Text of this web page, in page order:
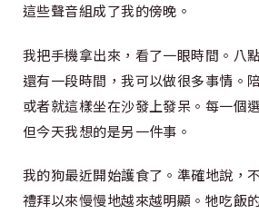
這些聲音組成了我的傍晚。
我把手機拿出來，看了一眼時間。八
還有一段時間，我可以做很多事情。
或者就這樣坐在沙發上發呆。每一個
但今天我想的是另一件事。
我的狗最近開始護食了。準確地說，
禮拜以來慢慢地越來越明顯。牠吃飯